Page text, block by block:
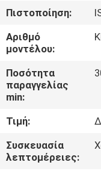
ΓΎΡΟΣ
ΠΟΙΟΤΙΚΌΣ
ΈΛΕΓΧΟΣ
ΜΑΣ
ΕΛΆΤΕ
Πιστοποίηση:
Αριθμό
μοντέλου:
Ποσότητα
παραγγελίας
min:
Τιμή:
Συσκευασία
λεπτομέρειες: